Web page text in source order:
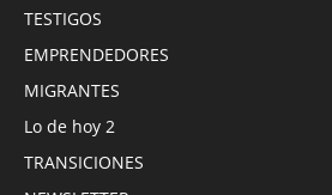
TESTIGOS
EMPRENDEDORES
MIGRANTES
Lo de hoy 2
TRANSICIONES